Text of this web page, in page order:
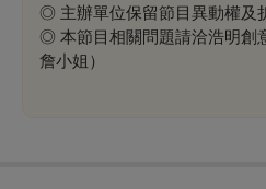
◎ 主辦單位保留節目異動權及
◎ 本節目相關問題請洽浩明創
詹小姐）